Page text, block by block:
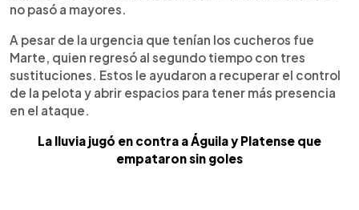
no pasó a mayores.
A pesar de la urgencia que tenían los cucheros fue
Marte, quien regresó al segundo tiempo con tres
sustituciones. Estos le ayudaron a recuperar el control
de la pelota y abrir espacios para tener más presencia
en el ataque.
La lluvia jugó en contra a Águila y Platense que
empataron sin goles